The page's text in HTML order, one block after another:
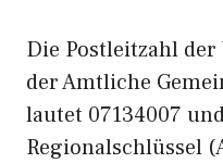
Die Postleitzahl
der Amtliche
lautet 07134007
Regionalschlüssel